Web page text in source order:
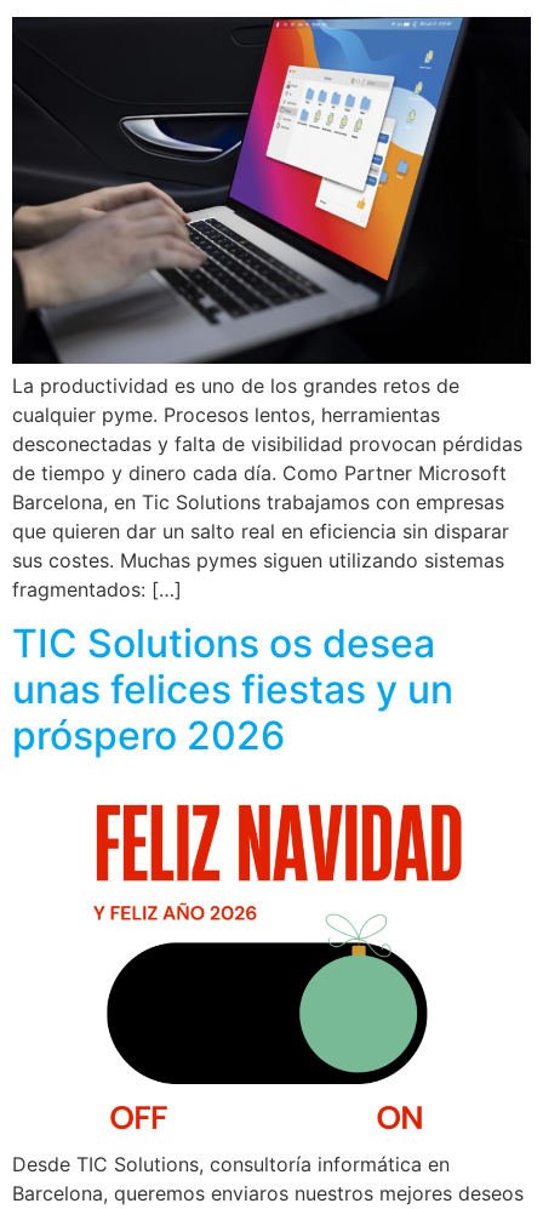
La productividad es uno de los grandes retos de
cualquier pyme. Procesos lentos, herramientas
desconectadas y falta de visibilidad provocan pérdidas
de tiempo y dinero cada día. Como Partner Microsoft
Barcelona, en Tic Solutions trabajamos con empresas
que quieren dar un salto real en eficiencia sin disparar
sus costes. Muchas pymes siguen utilizando sistemas
fragmentados: […]
TIC Solutions os desea
unas felices fiestas y un
próspero 2026
Desde TIC Solutions, consultoría informática en
Barcelona, queremos enviaros nuestros mejores deseos